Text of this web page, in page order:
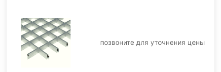
позвоните для уточнения цены